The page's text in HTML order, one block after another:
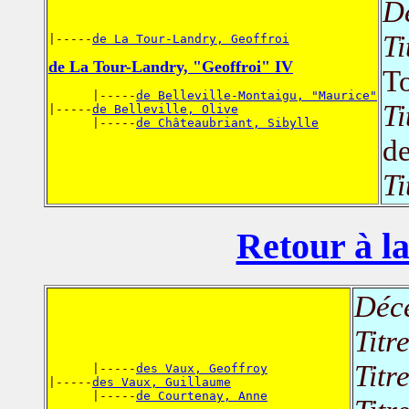
|-----de La Tour-Landry, Geoffroi
de La Tour-Landry, "Geoffroi" IV
      |-----
de Belleville-Montaigu, "Maurice"
|-----de Belleville, Olive
      |-----
de Châteaubriant, Sibylle
Retour à
      |-----
des Vaux, Geoffroy
|-----des Vaux, Guillaume
      |-----
de Courtenay, Anne